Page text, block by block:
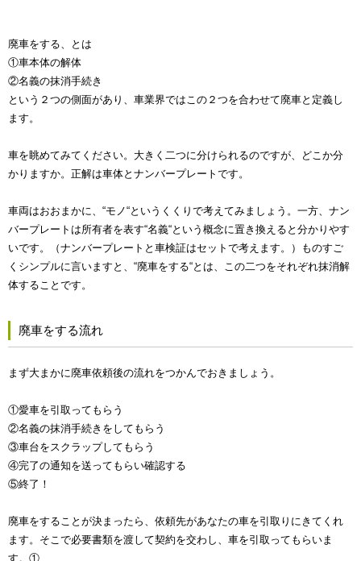
廃車をする、とは
①車本体の解体
②名義の抹消手続き
という２つの側面があり、車業界ではこの２つを合わせて廃車と定義し
ます。
車を眺めてみてください。大きく二つに分けられるのですが、どこか分
かりますか。正解は車体とナンバープレートです。
車両はおおまかに、“モノ“というくくりで考えてみましょう。一方、ナン
バープレートは所有者を表す“名義“という概念に置き換えると分かりやす
いです。（ナンバープレートと車検証はセットで考えます。）ものすご
くシンプルに言いますと、“廃車をする“とは、この二つをそれぞれ抹消解
体することです。
廃車をする流れ
まず大まかに廃車依頼後の流れをつかんでおきましょう。
①愛車を引取ってもらう
②名義の抹消手続きをしてもらう
③車台をスクラップしてもらう
④完了の通知を送ってもらい確認する
⑤終了！
廃車をすることが決まったら、依頼先があなたの車を引取りにきてくれ
ます。そこで必要書類を渡して契約を交わし、車を引取ってもらいま
す。①